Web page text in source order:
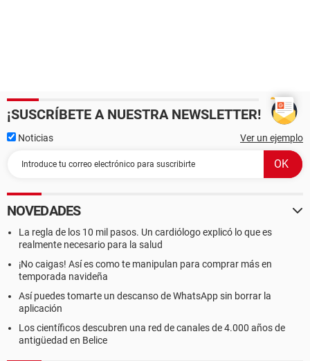
¡SUSCRÍBETE A NUESTRA NEWSLETTER!
Noticias Ver un ejemplo
NOVEDADES
La regla de los 10 mil pasos. Un cardiólogo explicó lo que es
realmente necesario para la salud
¡No caigas! Así es como te manipulan para comprar más en
temporada navideña
Así puedes tomarte un descanso de WhatsApp sin borrar la
aplicación
Los científicos descubren una red de canales de 4.000 años de
antigüedad en Belice